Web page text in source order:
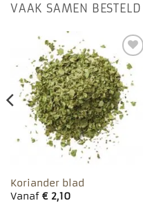
VAAK SAMEN
Toevoegen
aan
favorieten
Koriander blad
Vanaf €2,10